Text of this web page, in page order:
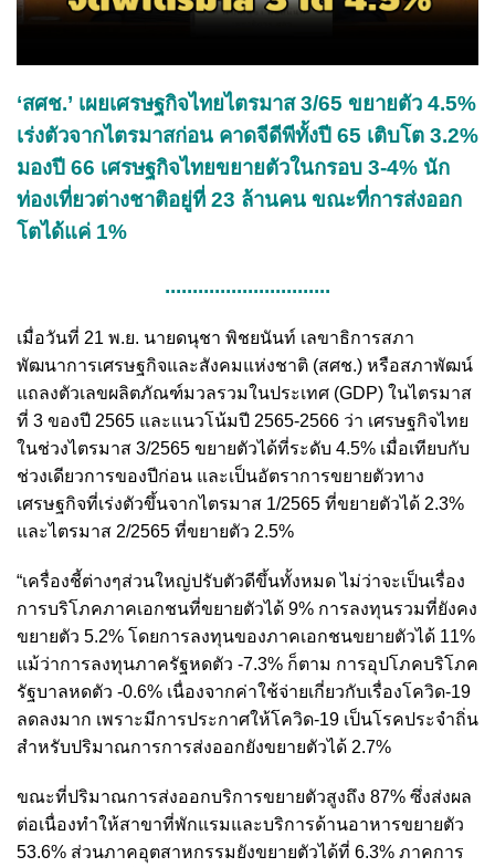
‘สศช.’ เผยเศรษฐกิจไทยไตรมาส 3/65 ขยายตัว 4.5%
เร่งตัวจากไตรมาสก่อน คาดจีดีพีทั้งปี 65 เติบโต 3.2%
มองปี 66 เศรษฐกิจไทยขยายตัวในกรอบ 3-4% นัก
ท่องเที่ยวต่างชาติอยู่ที่ 23 ล้านคน ขณะที่การส่งออก
โตได้แค่ 1%
..............................
เมื่อวันที่ 21 พ.ย. นายดนุชา พิชยนันท์ เลขาธิการสภา
พัฒนาการเศรษฐกิจและสังคมแห่งชาติ (สศช.) หรือสภาพัฒน์
แถลงตัวเลขผลิตภัณฑ์มวลรวมในประเทศ (GDP) ในไตรมาส
ที่ 3 ของปี 2565 และแนวโน้มปี 2565-2566 ว่า เศรษฐกิจไทย
ในช่วงไตรมาส 3/2565 ขยายตัวได้ที่ระดับ 4.5% เมื่อเทียบกับ
ช่วงเดียวการของปีก่อน และเป็นอัตราการขยายตัวทาง
เศรษฐกิจที่เร่งตัวขึ้นจากไตรมาส 1/2565 ที่ขยายตัวได้ 2.3%
และไตรมาส 2/2565 ที่ขยายตัว 2.5%
“เครื่องชี้ต่างๆส่วนใหญ่ปรับตัวดีขึ้นทั้งหมด ไม่ว่าจะเป็นเรื่อง
การบริโภคภาคเอกชนที่ขยายตัวได้ 9% การลงทุนรวมที่ยังคง
ขยายตัว 5.2% โดยการลงทุนของภาคเอกชนขยายตัวได้ 11%
แม้ว่าการลงทุนภาครัฐหดตัว -7.3% ก็ตาม การอุปโภคบริโภค
รัฐบาลหดตัว -0.6% เนื่องจากค่าใช้จ่ายเกี่ยวกับเรื่องโควิด-19
ลดลงมาก เพราะมีการประกาศให้โควิด-19 เป็นโรคประจำถิ่น
สำหรับปริมาณการการส่งออกยังขยายตัวได้ 2.7%
ขณะที่ปริมาณการส่งออกบริการขยายตัวสูงถึง 87% ซึ่งส่งผล
ต่อเนื่องทำให้สาขาที่พักแรมและบริการด้านอาหารขยายตัว
53.6% ส่วนภาคอุตสาหกรรมยังขยายตัวได้ที่ 6.3% ภาคการ